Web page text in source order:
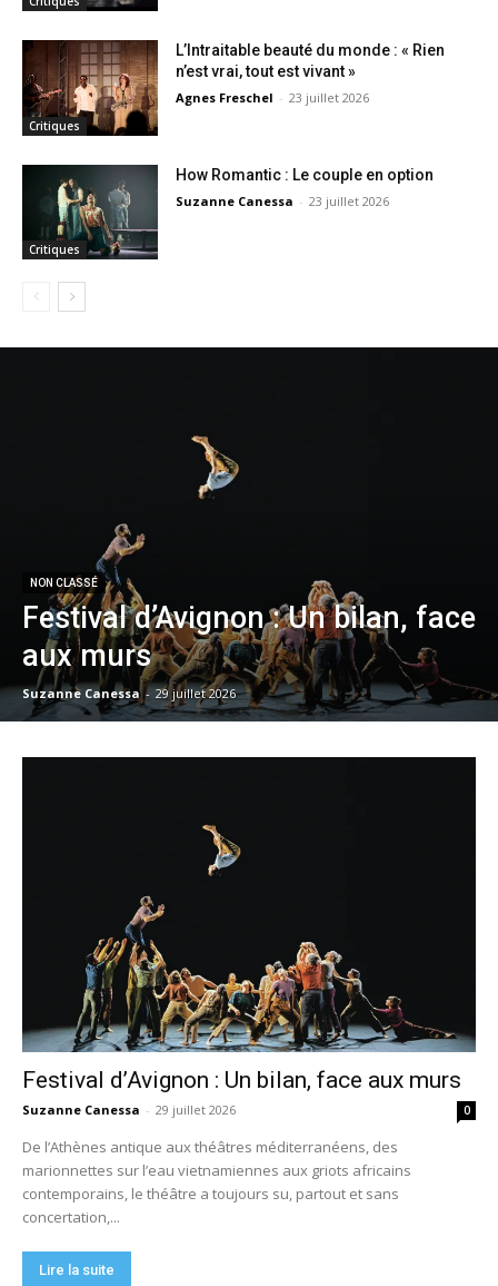
Critiques
L’Intraitable beauté du monde : « Rien
n’est vrai, tout est vivant »
Agnes Freschel - 23 juillet 2026
Critiques
How Romantic : Le couple en option
Suzanne Canessa - 23 juillet 2026
NON CLASSÉ
Festival d’Avignon : Un bilan, face
aux murs
Suzanne Canessa - 29 juillet 2026
Festival d’Avignon : Un bilan, face aux murs
Suzanne Canessa - 29 juillet 2026 0
De l’Athènes antique aux théâtres méditerranéens, des
marionnettes sur l’eau vietnamiennes aux griots africains
contemporains, le théâtre a toujours su, partout et sans
concertation,...
Lire la suite